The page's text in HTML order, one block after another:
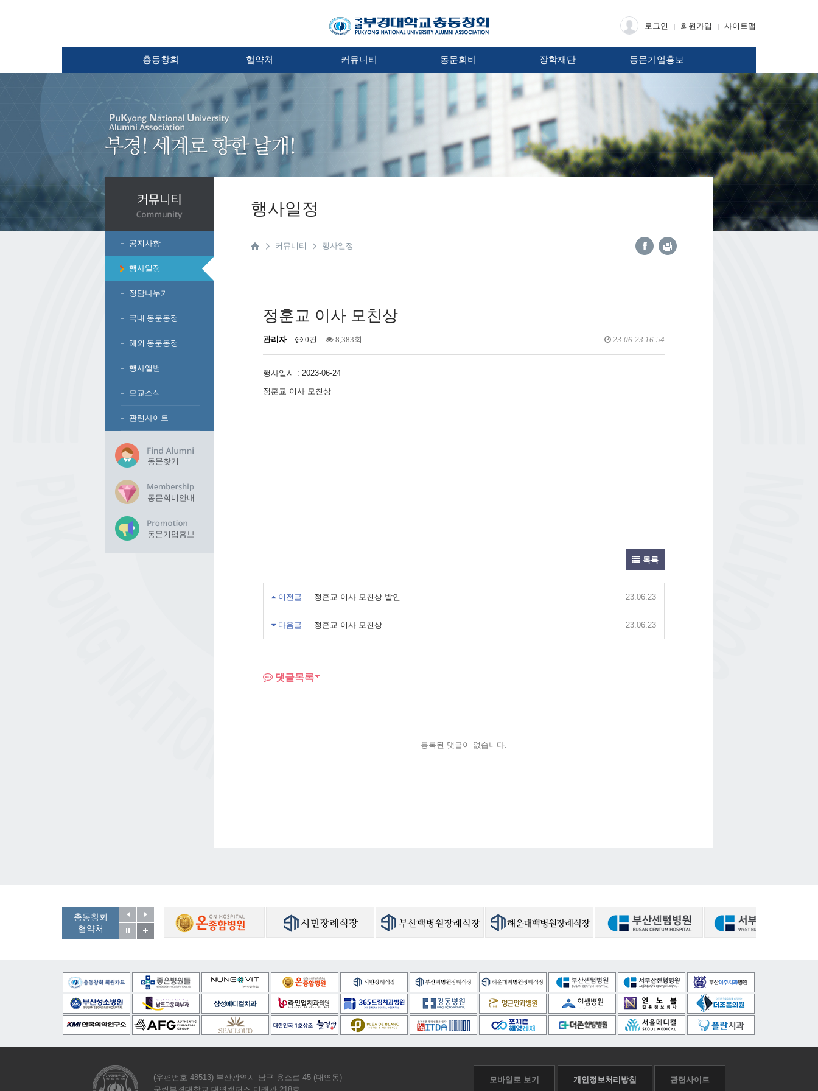
로그인 회원가입 사이트맵
총동창회 협약처 커뮤니티 동문회비 장학재단 동문기업홍보
공지사항
행사일정
정담나누기
국내 동문동정
해외 동문동정
행사앨범
모교소식
관련사이트
동문찾기
동문회비안내
동문기업홍보
행사일정
커뮤니티 행사일정
정훈교 이사 모친상
관리자 0건 8,383회 23-06-23 16:54
행사일시 : 2023-06-24
정훈교 이사 모친상
목록
이전글 정훈교 이사 모친상 발인 23.06.23
다음글 정훈교 이사 모친상 23.06.23
댓글목록
등록된 댓글이 없습니다.
총동창회
협약처
(우편번호 48513) 부산광역시 남구 용소로 45 (대연동)
모바일로 보기 개인정보처리방침 관련사이트